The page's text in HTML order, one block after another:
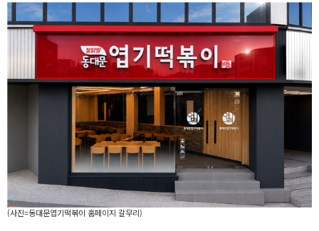
(사진=동대문엽기떡볶이 홈페이지 갈무리)